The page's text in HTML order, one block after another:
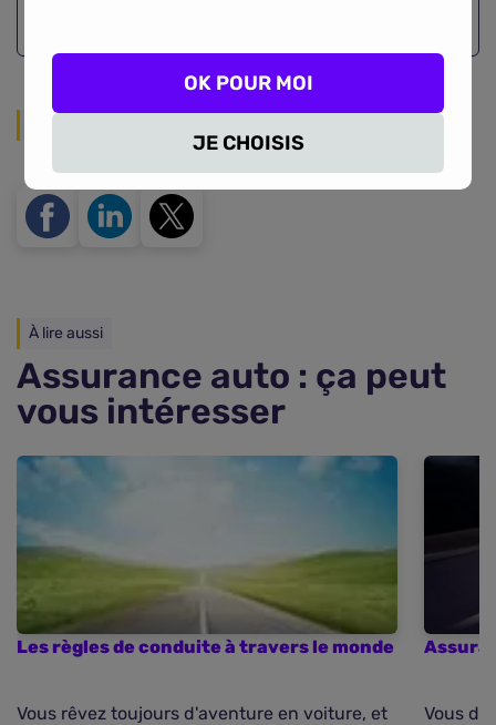
À lire aussi
Assurance auto : ça peut
vous intéresser
Les règles de conduite à travers le monde
Vous rêvez toujours d'aventure en voiture, et
Vous
JE CHOISIS
OK POUR MOI